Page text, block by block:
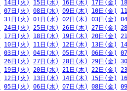
14日(火) 15日(水) 16日(木) 17日(金)
07日(火) 08日(水) 09日(木) 10日(金)
31日(火) 01日(水) 02日(木) 03日(金)
24日(火) 25日(水) 26日(木) 27日(金)
17日(火) 18日(水) 19日(木) 20日(金)
10日(火) 11日(水) 12日(木) 13日(金)
03日(火) 04日(水) 05日(木) 06日(金)
26日(火) 27日(水) 28日(木) 29日(金)
19日(火) 20日(水) 21日(木) 22日(金)
12日(火) 13日(水) 14日(木) 15日(金)
05日(火) 06日(水) 07日(木) 08日(金)